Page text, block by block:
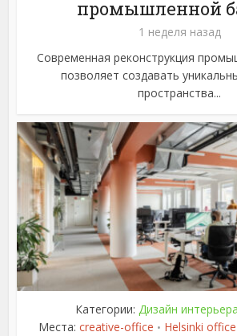
промышленной
1 неделя назад
Современная реконструкция
позволяет создавать
пространства...
Категории: Дизайн
Места: creative-office • Helsinki office